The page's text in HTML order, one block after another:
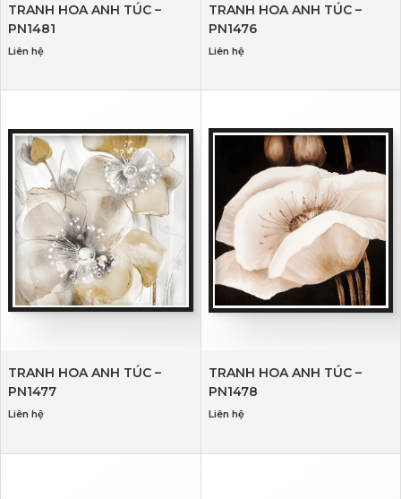
TRANH HOA ANH TÚC –
PN1481
Liên hệ
TRANH HOA ANH TÚC –
PN1476
Liên hệ
TRANH HOA ANH TÚC –
PN1477
Liên hệ
TRANH HOA ANH TÚC –
PN1478
Liên hệ